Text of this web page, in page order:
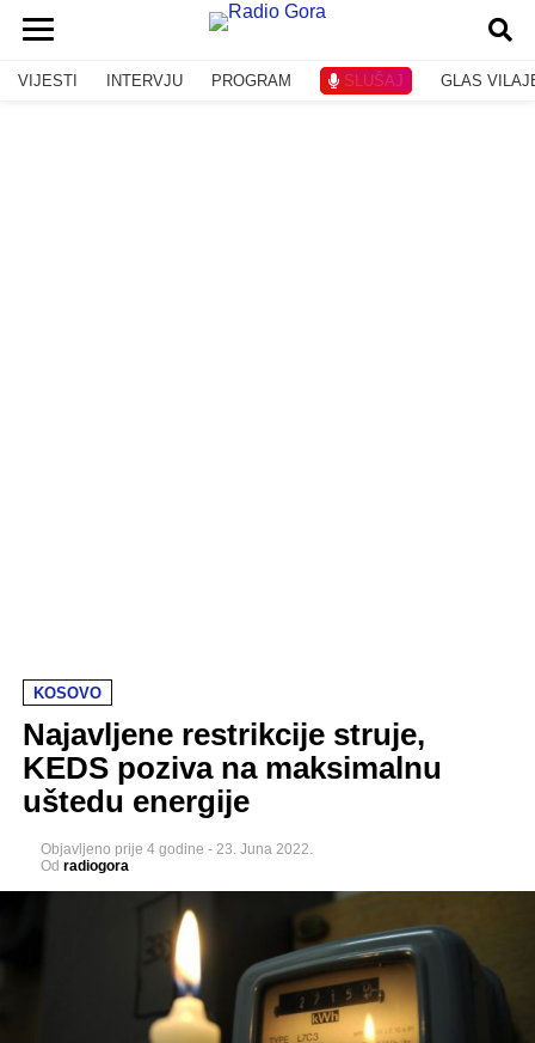
VIJESTI INTERVJU PROGRAM SLUŠAJ GLAS
KOSOVO
Najavljene restrikcije struje,
KEDS poziva na maksimalnu
uštedu energije
Objavljeno prije 4 godine - 23. Juna 2022.
Od radiogora